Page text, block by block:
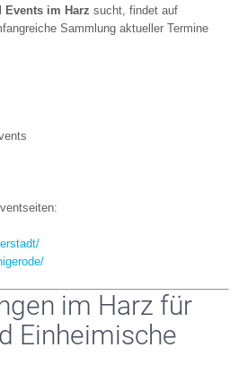
Events im Harz sucht, findet auf
Sammlung aktueller Termine
im Harz für
Einheimische